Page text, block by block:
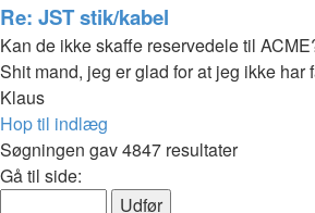
Re: JST stik/kabel
Kan de ikke skaffe reservedele til
Shit mand, jeg er glad for at jeg ikke har
Klaus
Hop til indlæg
Søgningen gav 4847 resultater
Side
Gå til side: